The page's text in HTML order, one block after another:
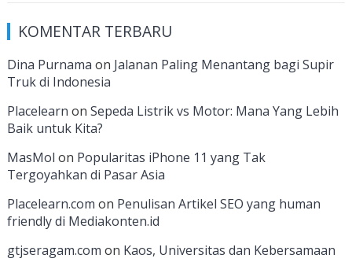
e
b
o
o
k
a
gr
a
m
k
e
dI
n
itt
er
u
T
u
e
u
e
h
a
n
n
KOMENTAR TERBARU
Dina Purnama on Jalanan Paling Menantang bagi Supir
Truk di Indonesia
Placelearn on Sepeda Listrik vs Motor: Mana Yang Lebih
Baik untuk Kita?
MasMol on Popularitas iPhone 11 yang Tak
Tergoyahkan di Pasar Asia
Placelearn.com on Penulisan Artikel SEO yang human
friendly di Mediakonten.id
gtjseragam.com on Kaos, Universitas dan Kebersamaan